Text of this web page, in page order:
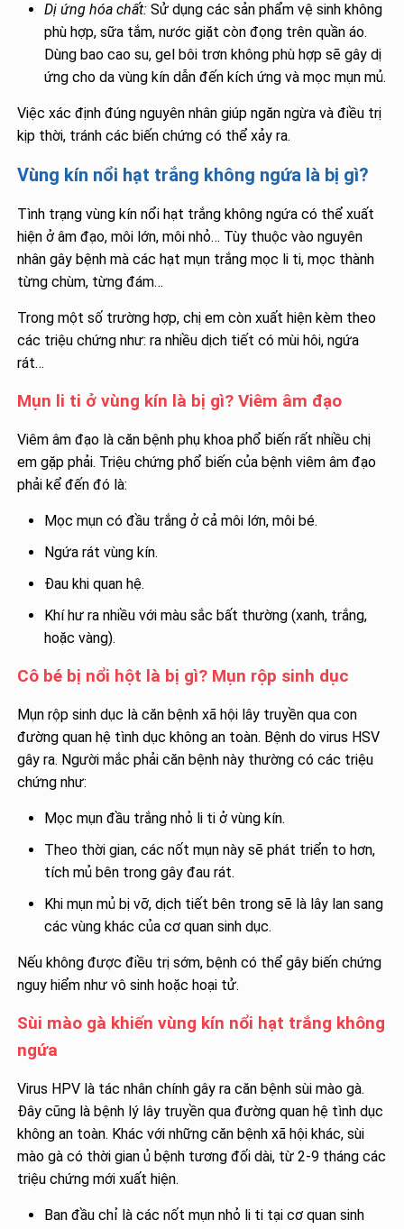
Dị ứng hóa chất: Sử dụng các sản phẩm vệ sinh không
phù hợp, sữa tắm, nước giặt còn đọng trên quần áo.
Dùng bao cao su, gel bôi trơn không phù hợp sẽ gây dị
ứng cho da vùng kín dẫn đến kích ứng và mọc mụn mủ.
Việc xác định đúng nguyên nhân giúp ngăn ngừa và điều trị
kịp thời, tránh các biến chứng có thể xảy ra.
Vùng kín nổi hạt trắng không ngứa là bị gì?
Tình trạng vùng kín nổi hạt trắng không ngứa có thể xuất
hiện ở âm đạo, môi lớn, môi nhỏ… Tùy thuộc vào nguyên
nhân gây bệnh mà các hạt mụn trắng mọc li ti, mọc thành
từng chùm, từng đám…
Trong một số trường hợp, chị em còn xuất hiện kèm theo
các triệu chứng như: ra nhiều dịch tiết có mùi hôi, ngứa
rát…
Mụn li ti ở vùng kín là bị gì? Viêm âm đạo
Viêm âm đạo là căn bệnh phụ khoa phổ biến rất nhiều chị
em gặp phải. Triệu chứng phổ biến của bệnh viêm âm đạo
phải kể đến đó là:
Mọc mụn có đầu trắng ở cả môi lớn, môi bé.
Ngứa rát vùng kín.
Đau khi quan hệ.
Khí hư ra nhiều với màu sắc bất thường (xanh, trắng,
hoặc vàng).
Cô bé bị nổi hột là bị gì? Mụn rộp sinh dục
Mụn rộp sinh dục là căn bệnh xã hội lây truyền qua con
đường quan hệ tình dục không an toàn. Bệnh do virus HSV
gây ra. Người mắc phải căn bệnh này thường có các triệu
chứng như:
Mọc mụn đầu trắng nhỏ li ti ở vùng kín.
Theo thời gian, các nốt mụn này sẽ phát triển to hơn,
tích mủ bên trong gây đau rát.
Khi mụn mủ bị vỡ, dịch tiết bên trong sẽ là lây lan sang
các vùng khác của cơ quan sinh dục.
Nếu không được điều trị sớm, bệnh có thể gây biến chứng
nguy hiểm như vô sinh hoặc hoại tử.
Sùi mào gà khiến vùng kín nổi hạt trắng không
ngứa
Virus HPV là tác nhân chính gây ra căn bệnh sùi mào gà.
Đây cũng là bệnh lý lây truyền qua đường quan hệ tình dục
không an toàn. Khác với những căn bệnh xã hội khác, sùi
mào gà có thời gian ủ bệnh tương đối dài, từ 2-9 tháng các
triệu chứng mới xuất hiện.
Ban đầu chỉ là các nốt mụn nhỏ li ti tại cơ quan sinh